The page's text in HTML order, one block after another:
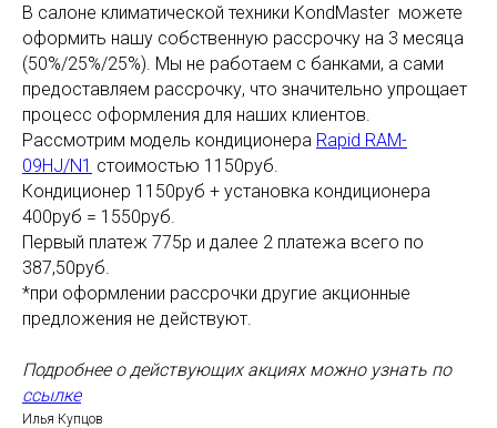
В салоне климатической техники KondMaster можете
оформить нашу собственную рассрочку на 3 месяца
(50%/25%/25%). Мы не работаем с банками, а сами
предоставляем рассрочку, что значительно упрощает
процесс оформления для наших клиентов.
Рассмотрим модель кондиционера Rapid RAM-
09HJ/N1 стоимостью 1150руб.
Кондиционер 1150руб + установка кондиционера
400руб = 1550руб.
Первый платеж 775р и далее 2 платежа всего по
387,50руб.
*при оформлении рассрочки другие акционные
предложения не действуют.
Подробнее о действующих акциях можно узнать по
ссылке
Илья Купцов